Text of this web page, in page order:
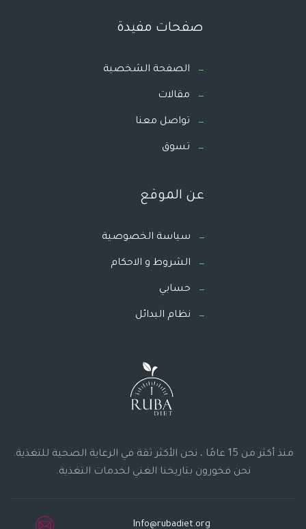
صفحات مفيدة
الصفحة الشخصية
مقالات
تواصل معنا
تسوق
عن الموقع
سياسة الخصوصية
الشروط و الاحكام
حسابي
نظام البدائل
منذ أكثر من 15 عامًا ، نحن الأكثر ثقة في الرعاية الصحية للتغذية.
نحن فخورون بتاريخنا الغني لخدمات التغذية.
Info@rubadiet.org